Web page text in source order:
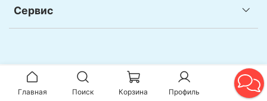
Сервис
Главная Поиск Корзина Профиль